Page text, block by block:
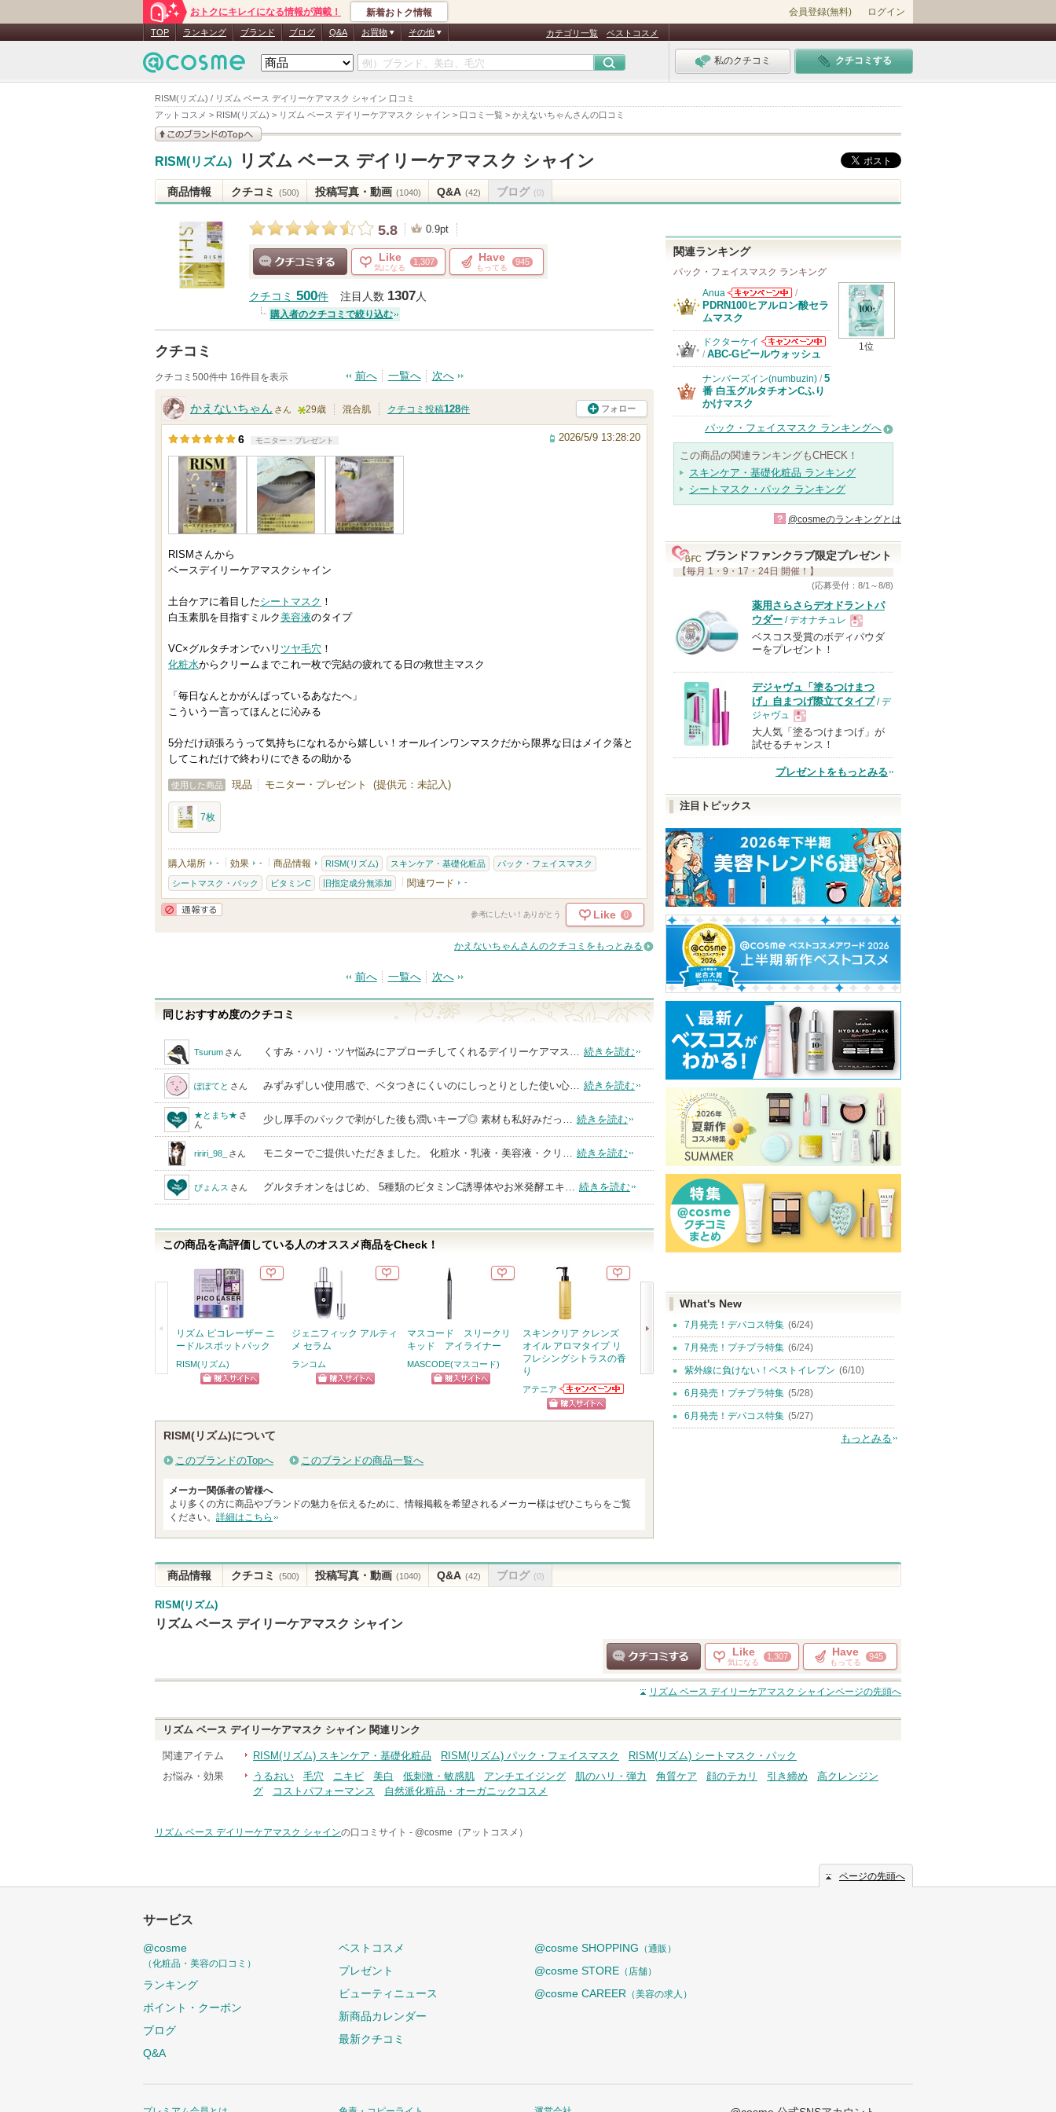
RISM(リズム) / リズム ベース デイリーケアマスク シャイン 口コミ
アットコスメ > RISM(リズム) > リズム ベース デイリーケアマスク シャイン > 口コミ一覧 > かえないちゃんさんの口コミ
おトクにキレイになる情報が満載！ 新着おトク情報 会員登録(無料) ログイン
TOP ランキング ブランド ブログ Q&A お買物 その他 カテゴリ一覧 ベストコスメ
私のクチコミ クチコミする
このブランドの情報を
RISM(リズム) リズム ベース デイリーケアマスク シャイン
商品情報 クチコミ (500) 投稿写真・動画 (1040) Q&A (42) ブログ (0)
5.8 0.9pt
Like
気になる
1,307 Have
もってる
945
クチコミ 500件 注目人数 1307人
購入者のクチコミで絞り込む
クチコミ
クチコミ500件中 16件目を表示 前へ 一覧へ 次へ
かえないちゃん さん
5
人
以
上
メ
バ
に
気
に
入
り
録
ま
す
29歳 混合肌 クチコミ投稿128件 フォロー
6 モニター・プレゼント 2026/5/9 13:28:20
RISMさんから
ベースデイリーケアマスクシャイン
土台ケアに着目したシートマスク ！
白玉素肌を目指すミルク美容液のタイプ
VC×グルタチオンでハリ ツヤ毛穴 ！
化粧水からクリームまでこれ一枚で完結の疲れてる日の救世主マスク
「毎日なんとかがんばっているあなたへ」
こういう一言ってほんとに沁みる
5分だけ頑張ろうって気持ちになれるから嬉しい！オールインワンマスクだから限界な日はメイク落と
してこれだけで終わりにできるの助かる
使用した商品 現品 モニター・プレゼント (提供元：未記入)
7枚
購入場所 - 効果 - 商品情報 RISM(リズム) スキンケア・基礎化粧品 パック・フェイスマスク
シートマスク・パック ビタミンC 旧指定成分無添加 関連ワード -
参考にしたい！ありがとう Like 0
かえないちゃんさんのクチコミをもっとみる
前へ 一覧へ 次へ
同じおすすめ度のクチコミ
Tsurum さん くすみ・ハリ・ツヤ悩みにアプローチしてくれるデイリーケアマス… 続きを読む
ぽぽてと さん みずみずしい使用感で、ベタつきにくいのにしっとりとした使い心… 続きを読む
★とまち★ さ
ん
少し厚手のパックで剥がした後も潤いキープ◎ 素材も私好みだっ… 続きを読む
ririri_98_ さん モニターでご提供いただきました。 化粧水・乳液・美容液・クリ… 続きを読む
ぴょんス さん グルタチオンをはじめ、 5種類のビタミンC誘導体やお米発酵エキ… 続きを読む
この商品を高評価している人のオススメ商品をCheck！
リズム ピコレーザー ニ
ードルスポットパック
RISM(リズム)
ジェニフィック アルティ
メ セラム
ランコム
マスコード スリークリ
キッド アイライナー
MASCODE(マスコード)
スキンクリア クレンズ
オイル アロマタイプ リ
フレシングシトラスの香
り
アテニア
アテニアからの
お知らせがあり
ます
ショッピン
ツボクサスージングハイ
ドロリアルヨモギマスク
LIALUSTER(リアラスター)
ーリングソリューション
フェイス用
on:myskin
RISM(リズム)について
このブランドのTopへ このブランドの商品一覧へ
メーカー関係者の皆様へ
より多くの方に商品やブランドの魅力を伝えるために、情報掲載を希望されるメーカー様はぜひこちらをご覧
ください。 詳細はこちら
関連ランキング
パック・フェイスマスク ランキング
1位
Anua
Anuaからのお
知らせがありま
/
PDRN100ヒアルロン酸セラ
ムマスク
ドクターケイ
ドクターケイか
らのお知らせが
あります
/ ABC-Gピールウォッシュ
ナンバーズイン(numbuzin) / 5
番 白玉グルタチオンCふり
かけマスク
パック・フェイスマスク ランキングへ
この商品の関連ランキングもCHECK！
スキンケア・基礎化粧品 ランキング
シートマスク・パック ランキング
? @cosmeのランキングとは
ブランドファンクラブ限定プレゼント
【毎月 1・9・17・24日 開催！】
(応募受付：8/1～8/8)
薬用さらさらデオドラントパ
ウダー / デオナチュレ
現
品
ベスコス受賞のボディパウダ
ーをプレゼント！
デジャヴュ「塗るつけまつ
げ」自まつげ際立てタイプ/ デ
ジャヴュ
現
品
大人気「塗るつけまつげ」が
試せるチャンス！
プレゼントをもっとみる
注目トピックス
What's New
7月発売！デパコス特集 (6/24)
7月発売！プチプラ特集 (6/24)
紫外線に負けない！ベストイレブン (6/10)
6月発売！プチプラ特集 (5/28)
6月発売！デパコス特集 (5/27)
もっとみる
商品情報 クチコミ (500) 投稿写真・動画 (1040) Q&A (42) ブログ (0)
RISM(リズム)
リズム ベース デイリーケアマスク シャイン
クチコミする
Like
気になる
1,307 Have
もってる
945
リズム ベース デイリーケアマスク シャインページの先頭へ
リズム ベース デイリーケアマスク シャイン 関連リンク
関連アイテム RISM(リズム) スキンケア・基礎化粧品 RISM(リズム) パック・フェイスマスク
RISM(リズム) シートマスク・パック
お悩み・効果
うるおい 毛穴 ニキビ 美白 低刺激・敏感肌 アンチエイジング 肌のハリ・弾力 角質ケア 顔のテカリ 引き締め
高クレンジン
グ
コストパフォーマンス 自然派化粧品・オーガニックコスメ
リズム ベース デイリーケアマスク シャインの口コミサイト - @cosme（アットコスメ）
ページの先頭へ
サービス
@cosme
（化粧品・美容の口コミ）
ランキング
ポイント・クーポン
ブログ
Q&A
ベストコスメ
プレゼント
ビューティニュース
新商品カレンダー
最新クチコミ
@cosme SHOPPING （通販）
@cosme STORE （店舗）
@cosme CAREER （美容の求人）